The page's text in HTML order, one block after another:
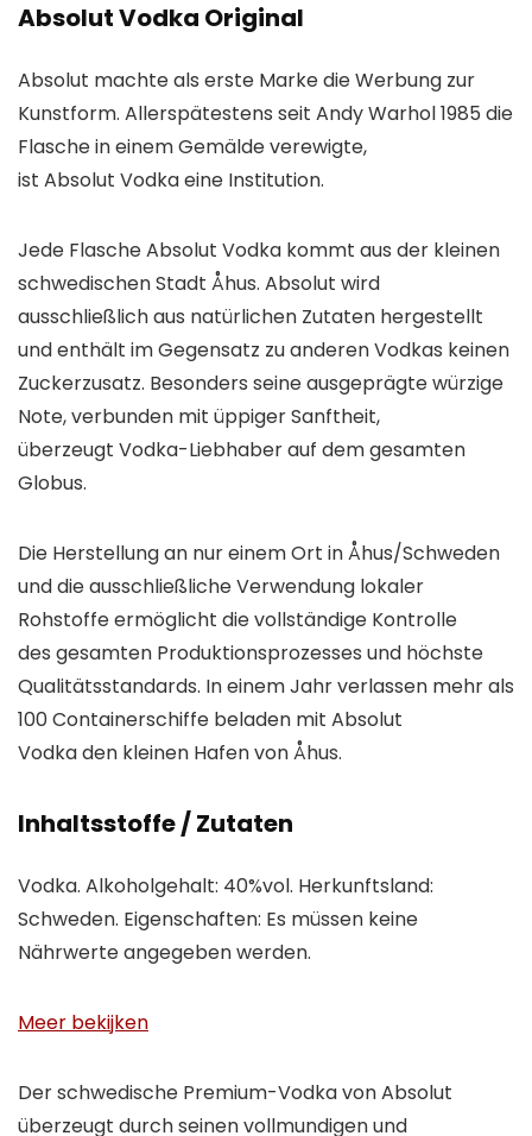
Absolut Vodka Original
Absolut machte als erste Marke die Werbung zur
Kunstform. Allerspätestens seit Andy Warhol 1985 die
Flasche in einem Gemälde verewigte,
ist Absolut Vodka eine Institution.
Jede Flasche Absolut Vodka kommt aus der kleinen
schwedischen Stadt Åhus. Absolut wird
ausschließlich aus natürlichen Zutaten hergestellt
und enthält im Gegensatz zu anderen Vodkas keinen
Zuckerzusatz. Besonders seine ausgeprägte würzige
Note, verbunden mit üppiger Sanftheit,
überzeugt Vodka-Liebhaber auf dem gesamten
Globus.
Die Herstellung an nur einem Ort in Åhus/Schweden
und die ausschließliche Verwendung lokaler
Rohstoffe ermöglicht die vollständige Kontrolle
des gesamten Produktionsprozesses und höchste
Qualitätsstandards. In einem Jahr verlassen mehr als
100 Containerschiffe beladen mit Absolut
Vodka den kleinen Hafen von Åhus.
Inhaltsstoffe / Zutaten
Vodka. Alkoholgehalt: 40%vol. Herkunftsland:
Schweden. Eigenschaften: Es müssen keine
Nährwerte angegeben werden.
Meer bekijken
Der schwedische Premium-Vodka von Absolut
überzeugt durch seinen vollmundigen und